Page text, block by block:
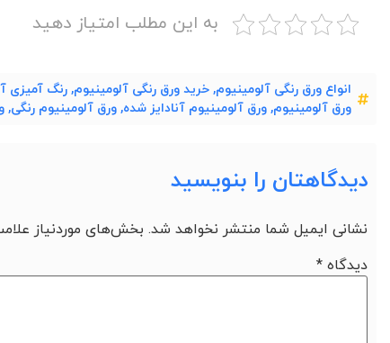
به این مطلب امتیاز دهید
انواع ورق رنگی آلومینیوم, خرید ورق رنگی آلومینیوم, رنگ آمیزی
ورق آلومینیوم, ورق آلومینیوم آنادایز شده, ورق آلومینیوم رنگی,
دیدگاهتان را بنویسید
نشانی ایمیل شما منتشر نخواهد شد. بخش‌های موردنیاز
دیدگاه *